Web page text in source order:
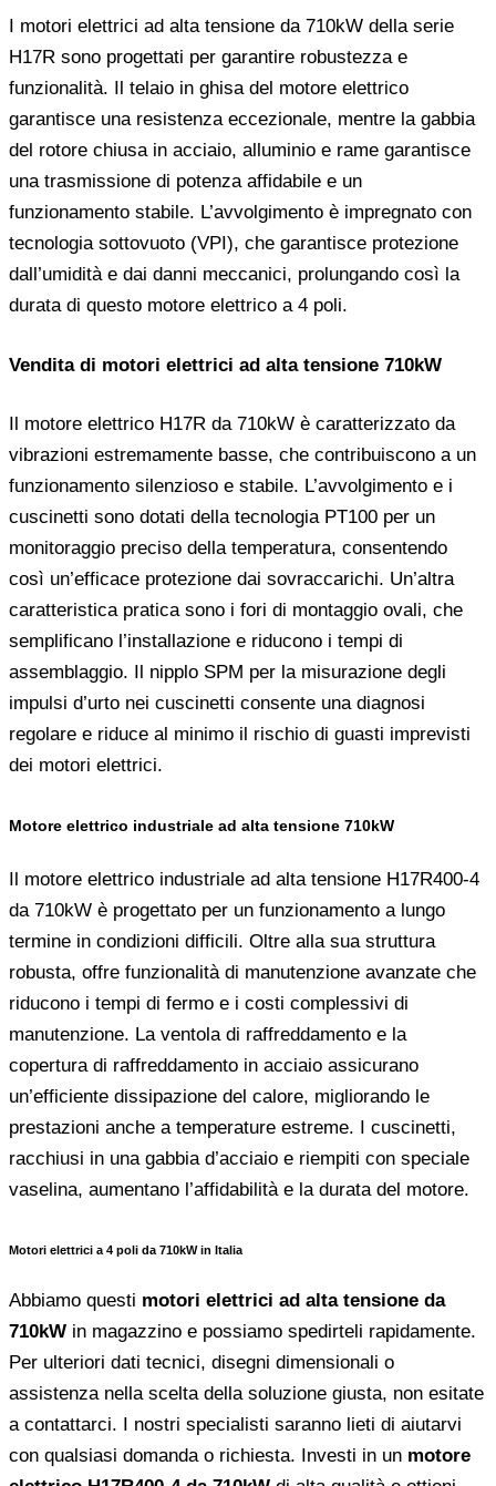
I motori elettrici ad alta tensione da 710kW della serie
H17R sono progettati per garantire robustezza e
funzionalità. Il telaio in ghisa del motore elettrico
garantisce una resistenza eccezionale, mentre la gabbia
del rotore chiusa in acciaio, alluminio e rame garantisce
una trasmissione di potenza affidabile e un
funzionamento stabile. L’avvolgimento è impregnato con
tecnologia sottovuoto (VPI), che garantisce protezione
dall’umidità e dai danni meccanici, prolungando così la
durata di questo motore elettrico a 4 poli.
Vendita di motori elettrici ad alta tensione 710kW
Il motore elettrico H17R da 710kW è caratterizzato da
vibrazioni estremamente basse, che contribuiscono a un
funzionamento silenzioso e stabile. L’avvolgimento e i
cuscinetti sono dotati della tecnologia PT100 per un
monitoraggio preciso della temperatura, consentendo
così un’efficace protezione dai sovraccarichi. Un’altra
caratteristica pratica sono i fori di montaggio ovali, che
semplificano l’installazione e riducono i tempi di
assemblaggio. Il nipplo SPM per la misurazione degli
impulsi d’urto nei cuscinetti consente una diagnosi
regolare e riduce al minimo il rischio di guasti imprevisti
dei motori elettrici.
Motore elettrico industriale ad alta tensione 710kW
Il motore elettrico industriale ad alta tensione H17R400-4
da 710kW è progettato per un funzionamento a lungo
termine in condizioni difficili. Oltre alla sua struttura
robusta, offre funzionalità di manutenzione avanzate che
riducono i tempi di fermo e i costi complessivi di
manutenzione. La ventola di raffreddamento e la
copertura di raffreddamento in acciaio assicurano
un’efficiente dissipazione del calore, migliorando le
prestazioni anche a temperature estreme. I cuscinetti,
racchiusi in una gabbia d’acciaio e riempiti con speciale
vaselina, aumentano l’affidabilità e la durata del motore.
Motori elettrici a 4 poli da 710kW in Italia
Abbiamo questi motori elettrici ad alta tensione da
710kW in magazzino e possiamo spedirteli rapidamente.
Per ulteriori dati tecnici, disegni dimensionali o
assistenza nella scelta della soluzione giusta, non esitate
a contattarci. I nostri specialisti saranno lieti di aiutarvi
con qualsiasi domanda o richiesta. Investi in un motore